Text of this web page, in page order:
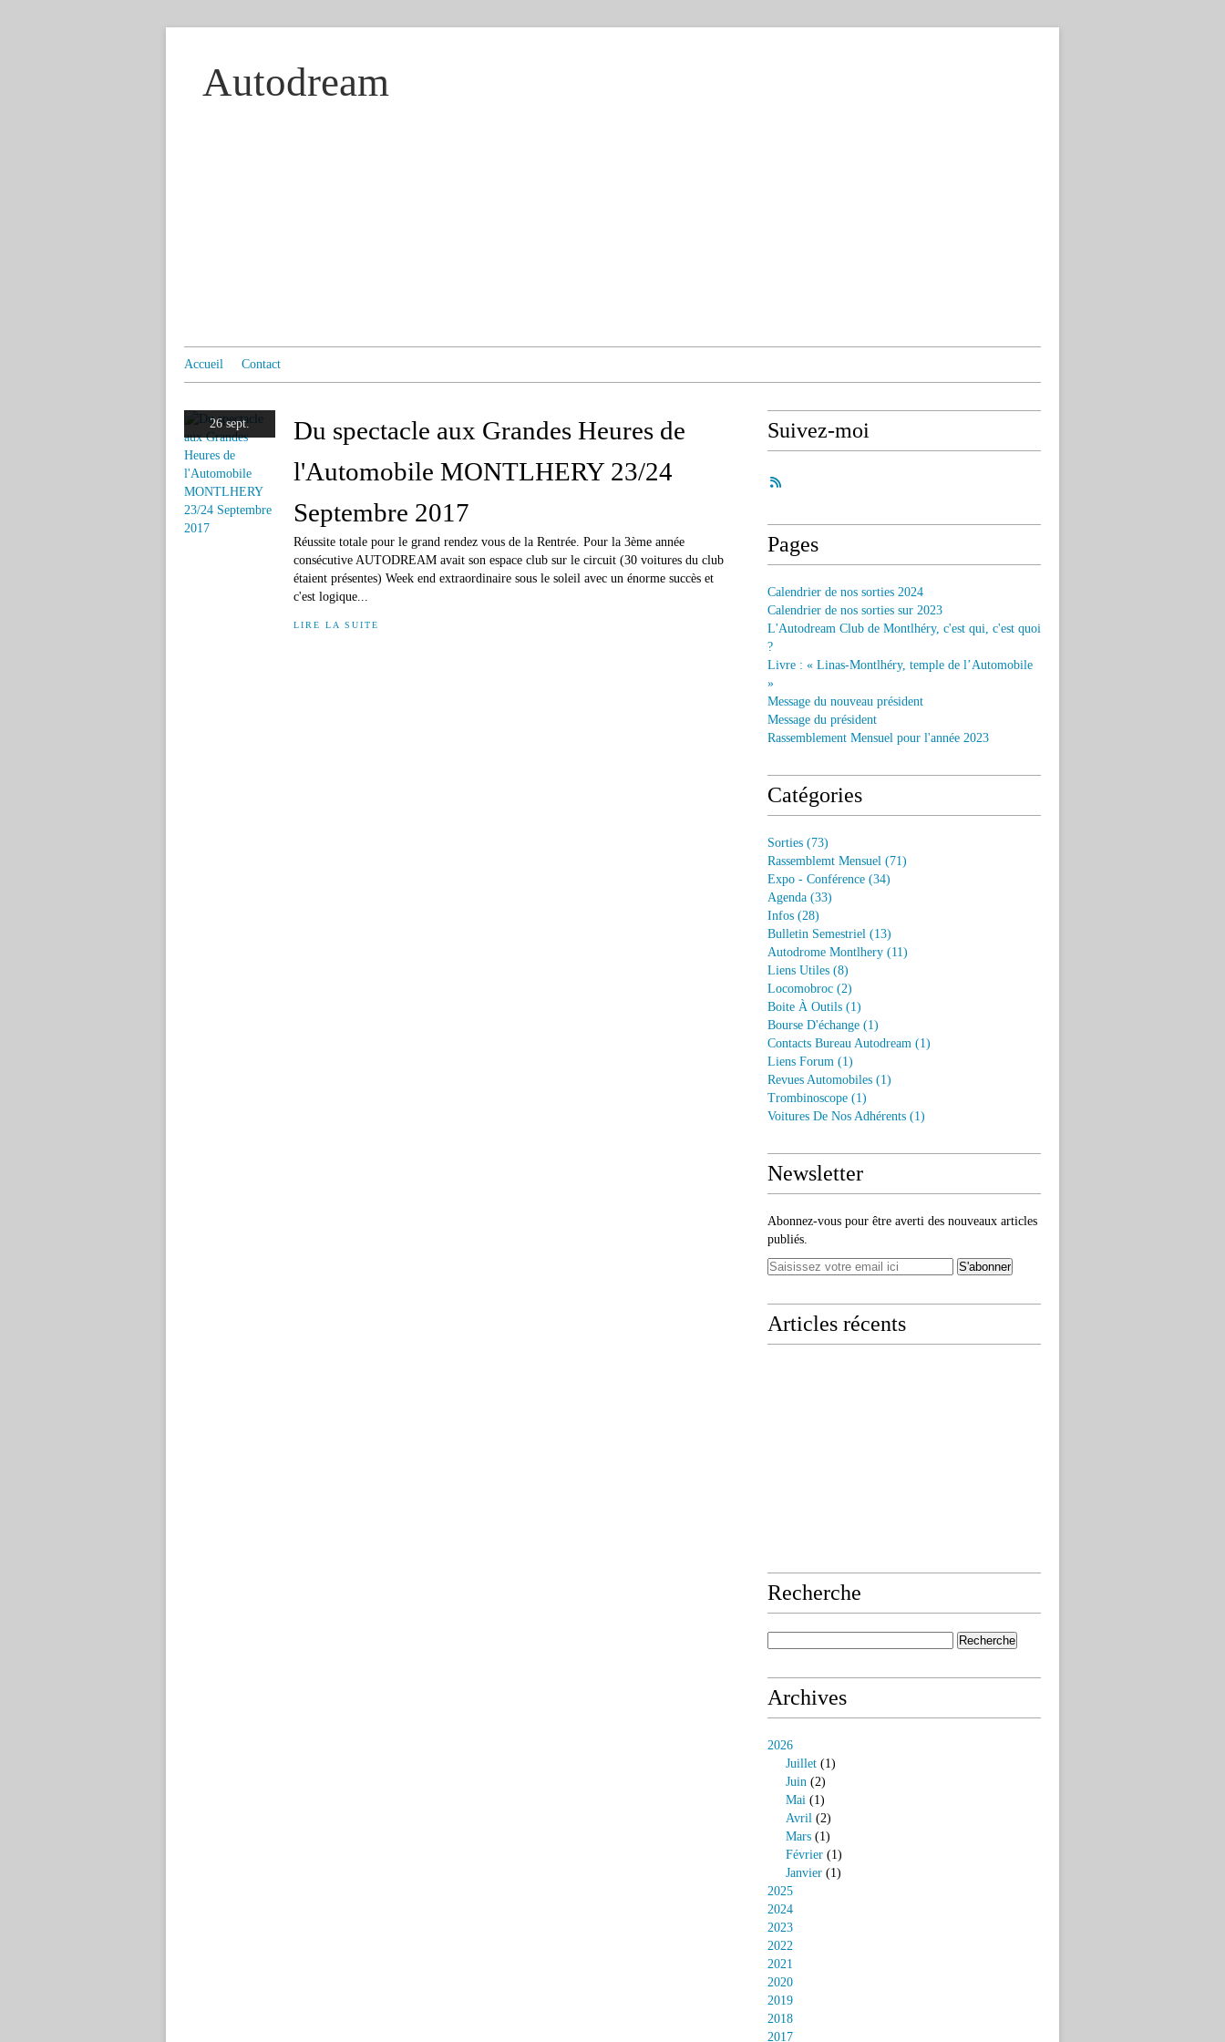
Autodream
Accueil Contact
26 sept.
Du spectacle aux Grandes Heures de
l'Automobile MONTLHERY 23/24
Septembre 2017
Réussite totale pour le grand rendez vous de la Rentrée. Pour la 3ème année
consécutive AUTODREAM avait son espace club sur le circuit (30 voitures du club
étaient présentes) Week end extraordinaire sous le soleil avec un énorme succès et
c'est logique...
LIRE LA SUITE
Suivez-moi
Pages
Calendrier de nos sorties 2024
Calendrier de nos sorties sur 2023
L'Autodream Club de Montlhéry, c'est qui, c'est quoi
?
Livre : « Linas-Montlhéry, temple de l’Automobile
»
Message du nouveau président
Message du président
Rassemblement Mensuel pour l'année 2023
Catégories
Sorties (73)
Rassemblemt Mensuel (71)
Expo - Conférence (34)
Agenda (33)
Infos (28)
Bulletin Semestriel (13)
Autodrome Montlhery (11)
Liens Utiles (8)
Locomobroc (2)
Boite À Outils (1)
Bourse D'échange (1)
Contacts Bureau Autodream (1)
Liens Forum (1)
Revues Automobiles (1)
Trombinoscope (1)
Voitures De Nos Adhérents (1)
Newsletter
Abonnez-vous pour être averti des nouveaux articles
publiés.
Articles récents
Recherche
Archives
2026
Juillet (1)
Juin (2)
Mai (1)
Avril (2)
Mars (1)
Février (1)
Janvier (1)
2025
2024
2023
2022
2021
2020
2019
2018
2017